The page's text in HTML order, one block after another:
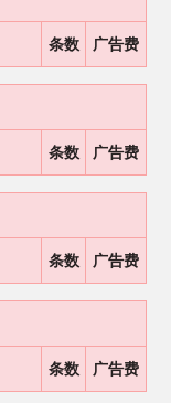
条数 广告费
条数 广告费
条数 广告费
条数 广告费